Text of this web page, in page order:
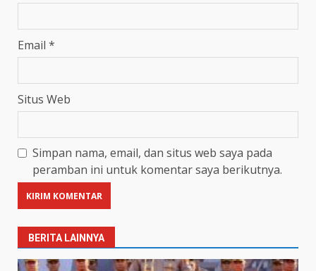
Email *
Situs Web
Simpan nama, email, dan situs web saya pada
peramban ini untuk komentar saya berikutnya.
BERITA LAINNYA